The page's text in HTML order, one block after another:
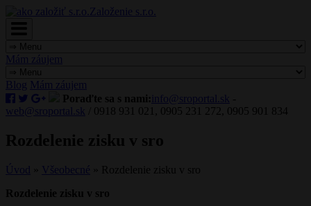
Založenie s.r.o.
Mám záujem
Blog Mám záujem
Poraďte sa s nami:
info@sroportal.sk -
web@sroportal.sk
/ 0918 931 021, 0905 231 272, 0905 901 834
Rozdelenie zisku v sro
Úvod » Všeobecné » Rozdelenie zisku v sro
Rozdelenie zisku v sro